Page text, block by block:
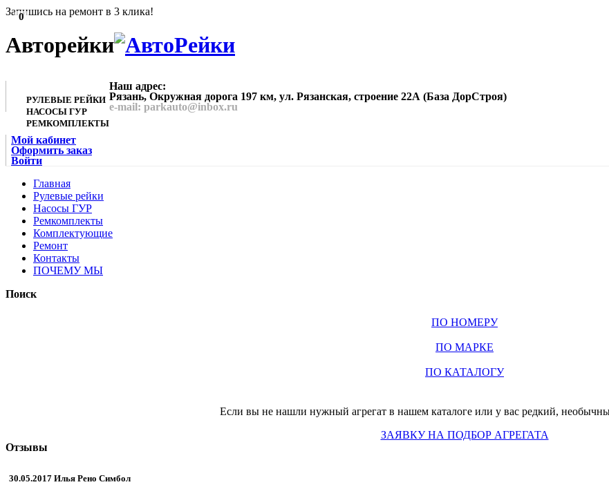
Запишись на ремонт в 3 клика!
Авторейки
РУЛЕВЫЕ РЕЙКИ
НАСОСЫ ГУР
РЕМКОМПЛЕКТЫ
Наш адрес:
Рязань, Окружная дорога 197 км, ул. Рязанская, строение 22А (База ДорСтроя)
e-mail: parkauto@inbox.ru
Мой кабинет
Оформить заказ
Войти
0
Главная
Рулевые рейки
Насосы ГУР
Ремкомплекты
Комплектующие
Ремонт
Контакты
ПОЧЕМУ МЫ
Поиск
ПО НОМЕРУ
ПО МАРКЕ
ПО КАТАЛОГУ
Если вы не нашли нужный агрегат в нашем каталоге или у вас редкий,
ЗАЯВКУ НА ПОДБОР АГРЕГАТА
Отзывы
30.05.2017 Илья Рено Симбол